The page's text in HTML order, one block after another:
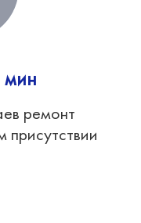
мин
ремонт
присутствии